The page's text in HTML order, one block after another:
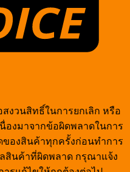
งวนสิทธิ์ในการยกเลิก หรือ
องมาจากข้อผิดพลาดในการ
องสินค้าทุกครั้งก่อนทำการ
นค้าที่ผิดพลาด กรุณาแจ้ง